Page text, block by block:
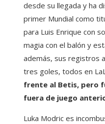
desde su llegada y ha
primer Mundial como
para Luis Enrique con
magia con el balón y
además, sus registros
tres goles, todos en
frente al Betis, pero
fuera de juego
Luka Modric es